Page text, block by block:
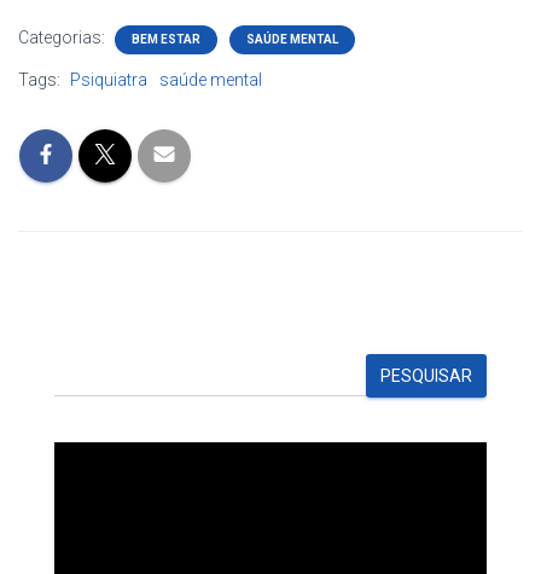
Categorias: BEM ESTAR SAÚDE MENTAL
Tags: Psiquiatra saúde mental
PESQUISAR